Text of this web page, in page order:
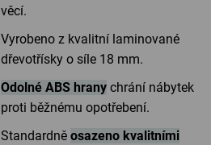
věcí.
Vyrobeno z kvalitní laminované
dřevotřísky o síle 18 mm.
Odolné ABS hrany chrání nábytek
proti běžnému opotřebení.
Standardně osazeno kvalitními